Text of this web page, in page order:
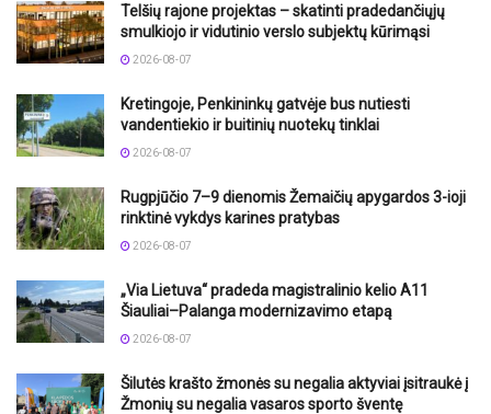
Telšių rajone projektas – skatinti pradedančiųjų
smulkiojo ir vidutinio verslo subjektų kūrimąsi
2026-08-07
Kretingoje, Penkininkų gatvėje bus nutiesti
vandentiekio ir buitinių nuotekų tinklai
2026-08-07
Rugpjūčio 7–9 dienomis Žemaičių apygardos 3-ioji
rinktinė vykdys karines pratybas
2026-08-07
„Via Lietuva“ pradeda magistralinio kelio A11
Šiauliai–Palanga modernizavimo etapą
2026-08-07
Šilutės krašto žmonės su negalia aktyviai įsitraukė į
Žmonių su negalia vasaros sporto šventę